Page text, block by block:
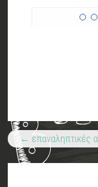
← επαναληπτικές